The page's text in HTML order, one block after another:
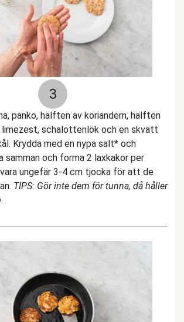
3
panko, hälften av koriandern, hälften
limezest, schalottenlök och en skvätt
Krydda med en nypa salt* och
samman och forma 2 laxkakor per
ungefär 3-4 cm tjocka för att de
TIPS: Gör inte dem för tunna, då håller